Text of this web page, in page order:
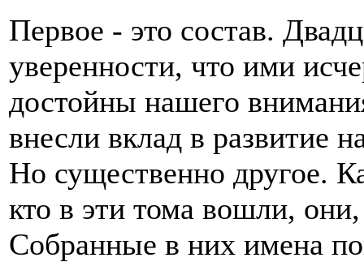
Первое - это состав.
уверенности, что ими
достойны нашего
внесли вклад в развитие
Но существенно другое.
кто в эти тома вошли,
Собранные в них имена